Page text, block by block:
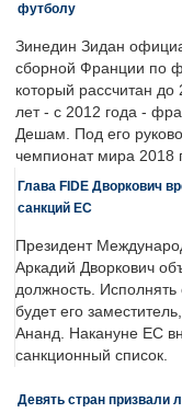
футболу
Зинедин Зидан
сборной Франции по
который рассчитан
лет - с 2012 года -
Дешам. Под его
чемпионат мира 2018
Глава FIDE Дворкович
санкций ЕС
Президент
Аркадий Дворкович
должность. Исполнять
будет его
Ананд. Накануне ЕС
санкционный список.
Девять стран призвали